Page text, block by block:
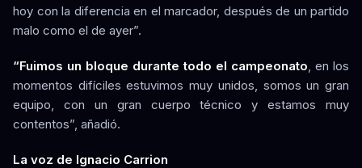
hoy con la diferencia en el marcador, después de un partido
malo como el de ayer”.
“Fuimos un bloque durante todo el campeonato, en los
momentos difíciles estuvimos muy unidos, somos un gran
equipo, con un gran cuerpo técnico y estamos muy
contentos”, añadió.
La voz de Ignacio Carrion